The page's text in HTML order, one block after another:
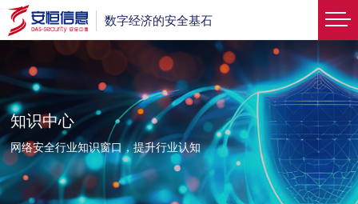
数字经济的安全基石
知识中心
网络安全行业知识窗口，提升行业认知